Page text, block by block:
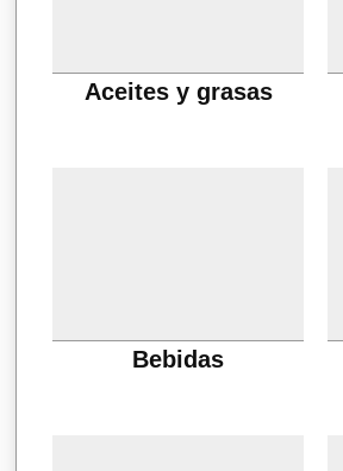
Aceites y grasas
Bebidas